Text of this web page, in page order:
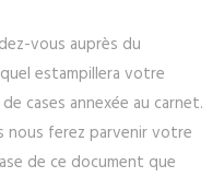
vous auprès du
estampillera votre
cases annexée au carnet.
nous ferez parvenir votre
de ce document que